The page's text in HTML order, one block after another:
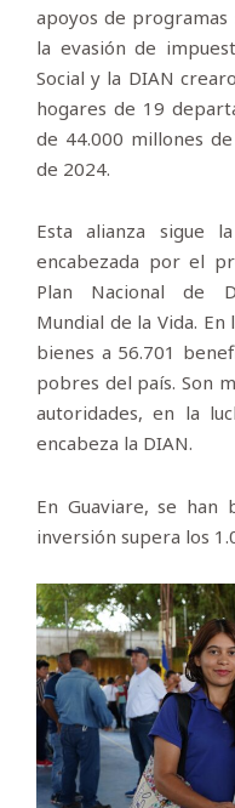
apoyos de programas
la evasión de
Social y la DIAN
hogares de 19
de 44.000 millones
de 2024.
Esta alianza sigue
encabezada por el
Plan Nacional de
Mundial de la Vida.
bienes a 56.701
pobres del país. Son
autoridades, en la
encabeza la DIAN.
En Guaviare, se han
inversión supera los